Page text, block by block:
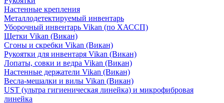
Настенные крепления
Металлодетектируемый инвентарь
Уборочный инвентарь Vikan (по ХАССП)
Щетки Vikan (Викан)
Сгоны и скребки Vikan (Викан)
Рукоятки для инвентаря Vikan (Викан)
Лопаты, совки и ведра Vikan (Викан)
Настенные держатели Vikan (Викан)
Весла-мешалки и вилы Vikan (Викан)
UST (ультра гигиеническая линейка) и микрофибровая
линейка